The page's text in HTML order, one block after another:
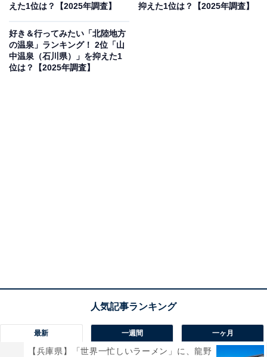
えた1位は？【2025年調査】
抑えた1位は？【2025年調査】
好き＆行ってみたい「北陸地方
の温泉」ランキング！ 2位「山
中温泉（石川県）」を抑えた1
位は？【2025年調査】
最新 一週間 一ヶ月
【兵庫県】「世界一忙しいラーメン」に、龍野